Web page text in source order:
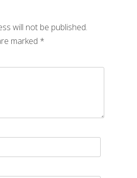
will not be published.
marked *